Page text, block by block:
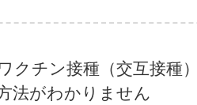
クチン接種（交互接種
法がわかりません